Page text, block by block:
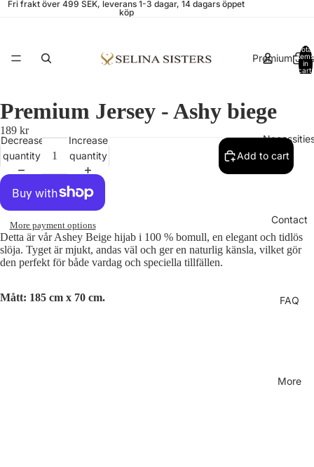
Fri frakt över 499 SEK, leverans 1-3 dagar, 14 dagars öppet
köp
Premium
Contact
FAQ
More
Total
items
in
cart:
Premium Jersey - Ashy biege
189 kr
Decrease
quantity
Increase
quantity
Add to cart
More payment options
Detta är vår Ashey Beige hijab i 100 % bomull, en elegant och tidlös
slöja. Tyget är mjukt, andas väl och ger en naturlig känsla, vilket gör
den perfekt för både vardag och speciella tillfällen.
Mått: 185 cm x 70 cm.